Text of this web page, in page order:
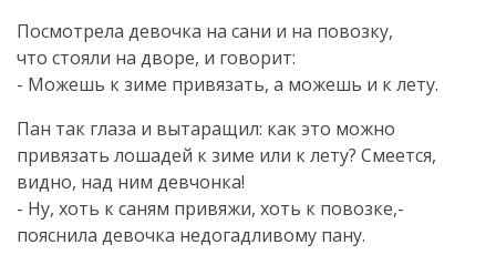
Посмотрела девочка на сани и на повозку,
что стояли на дворе, и говорит:
- Можешь к зиме привязать, а можешь и к лету.
Пан так глаза и вытаращил: как это можно
привязать лошадей к зиме или к лету? Смеется,
видно, над ним девчонка!
- Ну, хоть к саням привяжи, хоть к повозке,-
пояснила девочка недогадливому пану.